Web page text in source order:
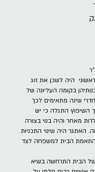
היה לשכן את זוג
בקומה העליונה של
שינה מתאימים לכך
השיפוץ התגלה כי יש
מאחר והיה בנוי בצורה
האתגר היה שינוי התכניות
הבית למשפחה לצד
הבית התרחשה בשיא